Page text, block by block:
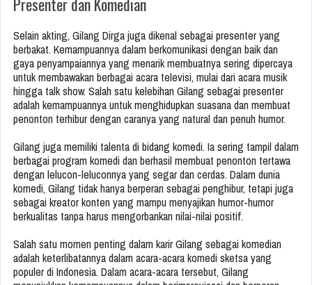
Selain akting, Gilang Dirga juga dikenal sebagai presenter yang
berbakat. Kemampuannya dalam berkomunikasi dengan baik dan
gaya penyampaiannya yang menarik membuatnya sering dipercaya
untuk membawakan berbagai acara televisi, mulai dari acara musik
hingga talk show. Salah satu kelebihan Gilang sebagai presenter
adalah kemampuannya untuk menghidupkan suasana dan membuat
penonton terhibur dengan caranya yang natural dan penuh humor.
Gilang juga memiliki talenta di bidang komedi. Ia sering tampil dalam
berbagai program komedi dan berhasil membuat penonton tertawa
dengan lelucon-leluconnya yang segar dan cerdas. Dalam dunia
komedi, Gilang tidak hanya berperan sebagai penghibur, tetapi juga
sebagai kreator konten yang mampu menyajikan humor-humor
berkualitas tanpa harus mengorbankan nilai-nilai positif.
Salah satu momen penting dalam karir Gilang sebagai komedian
adalah keterlibatannya dalam acara-acara komedi sketsa yang
populer di Indonesia. Dalam acara-acara tersebut, Gilang